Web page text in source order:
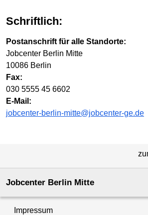
Schriftlich:
Postanschrift für alle Standorte:
Jobcenter Berlin Mitte
10086 Berlin
Fax:
030 5555 45 6602
E-Mail:
jobcenter-berlin-mitte@jobcenter-ge.de
Jobcenter Berlin Mitte
Impressum